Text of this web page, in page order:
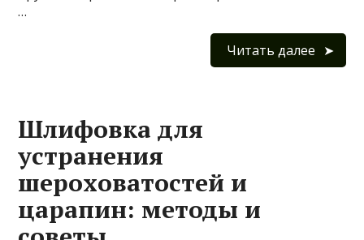
…
Читать далее
Шлифовка для
устранения
шероховатостей и
царапин: методы и